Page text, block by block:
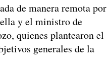
de manera remota por
y el ministro de
quienes plantearon el
generales de la